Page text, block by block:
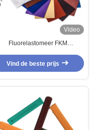
Video
Fluorelastomeer FKM
Vind de beste prijs